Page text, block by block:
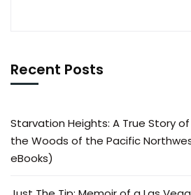
Recent Posts
Starvation Heights: A True Story
the Woods of the Pacific Northwest
eBooks)